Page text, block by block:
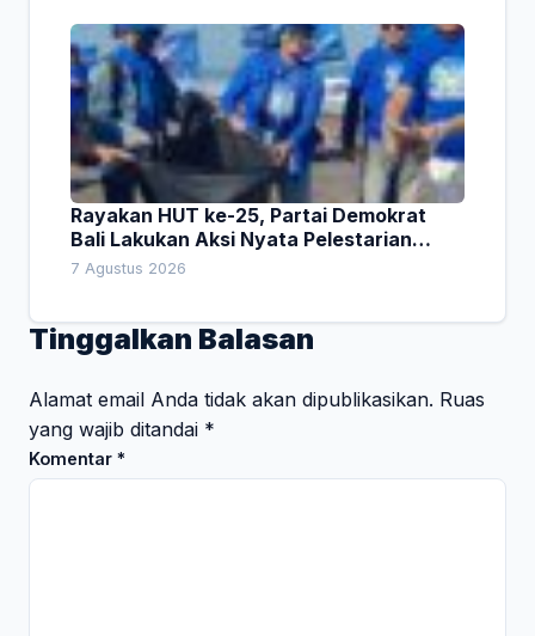
Rayakan HUT ke-25, Partai Demokrat
Bali Lakukan Aksi Nyata Pelestarian
Lingkungan
7 Agustus 2026
Tinggalkan Balasan
Alamat email Anda tidak akan dipublikasikan. Ruas
yang wajib ditandai *
Komentar *